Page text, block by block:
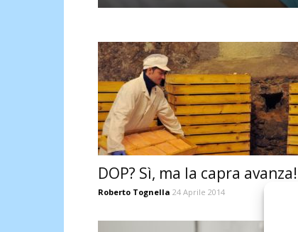
DOP? Sì, ma la capra avanza!
Roberto Tognella 24 Aprile 2014